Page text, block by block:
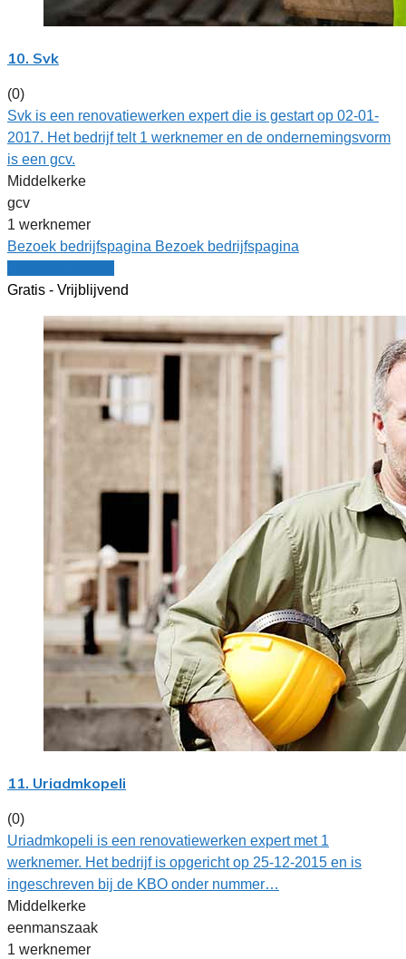
10. Svk
(0)
Svk is een renovatiewerken expert die is gestart op 02-01-
2017. Het bedrijf telt 1 werknemer en de ondernemingsvorm
is een gcv.
Middelkerke
gcv
1 werknemer
Bezoek bedrijfspagina Bezoek bedrijfspagina
Gratis - Vrijblijvend
11. Uriadmkopeli
(0)
Uriadmkopeli is een renovatiewerken expert met 1
werknemer. Het bedrijf is opgericht op 25-12-2015 en is
ingeschreven bij de KBO onder nummer…
Middelkerke
eenmanszaak
1 werknemer